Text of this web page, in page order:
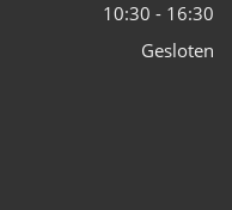
10:30 - 16:30
Gesloten